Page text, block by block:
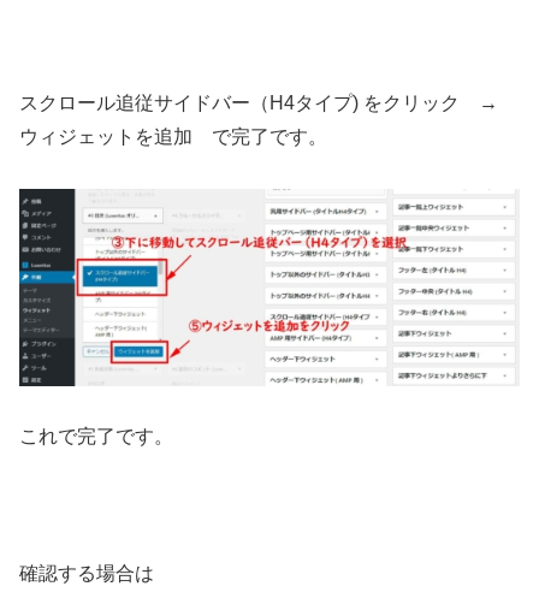
スクロール追従サイドバー（H4タイプ) をクリック →
ウィジェットを追加 で完了です。
これで完了です。
確認する場合は